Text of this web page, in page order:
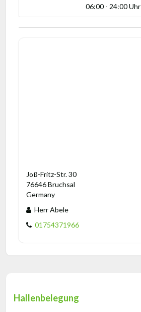
06:00 - 24:00 Uhr
Joß-Fritz-Str. 30
76646 Bruchsal
Germany
Herr Abele
01754371966
Hallenbelegung